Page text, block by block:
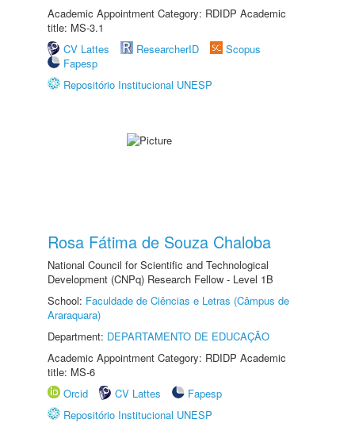
Academic Appointment Category: RDIDP Academic
title: MS-3.1
CV Lattes
ResearcherID
Scopus
Fapesp
Repositório Institucional UNESP
Rosa Fátima de Souza Chaloba
National Council for Scientific and Technological
Development (CNPq) Research Fellow - Level 1B
School: Faculdade de Ciências e Letras (Câmpus de
Araraquara)
Department: DEPARTAMENTO DE EDUCAÇÃO
Academic Appointment Category: RDIDP Academic
title: MS-6
Orcid
CV Lattes
Fapesp
Repositório Institucional UNESP